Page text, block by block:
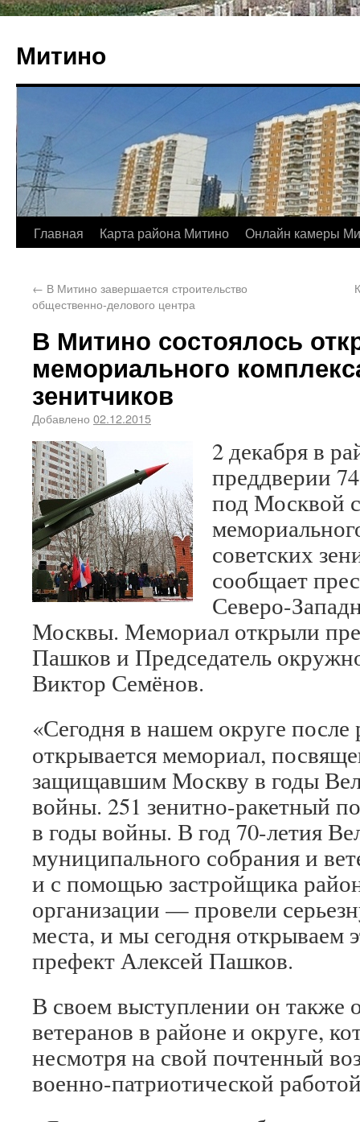
Митино
Главная Карта района Митино Онлайн камеры
← В Митино завершается строительство
общественно-делового центра
В Митино состоялось
мемориального
зенитчиков
Добавлено 02.12.2015
2 декабря в
преддверии
под Москвой
советских
сообщает
Северо-
Москвы. Мемориал открыли
Пашков и Председатель
Виктор Семёнов.
«Сегодня в нашем округе после
открывается мемориал,
защищавшим Москву в годы
войны. 251 зенитно-ракетный
в годы войны. В год 70-летия
муниципального собрания и
и с помощью застройщика
организации — провели
места, и мы сегодня открываем
префект Алексей Пашков.
В своем выступлении он также
ветеранов в районе и округе,
несмотря на свой почтенный
военно-патриотической